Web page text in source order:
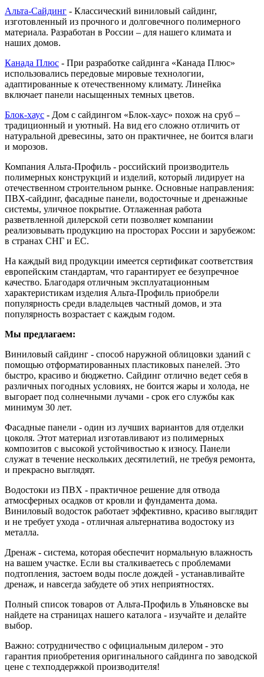
Альта-Сайдинг - Классический виниловый сайдинг,
изготовленный из прочного и долговечного полимерного
материала. Разработан в России – для нашего климата и
наших домов.
Канада Плюс - При разработке сайдинга «Канада Плюс»
использовались передовые мировые технологии,
адаптированные к отечественному климату. Линейка
включает панели насыщенных темных цветов.
Блок-хаус - Дом с сайдингом «Блок-хаус» похож на сруб –
традиционный и уютный. На вид его сложно отличить от
натуральной древесины, зато он практичнее, не боится влаги
и морозов.
Компания Альта-Профиль - российский производитель
полимерных конструкций и изделий, который лидирует на
отечественном строительном рынке. Основные направления:
ПВХ-сайдинг, фасадные панели, водосточные и дренажные
системы, уличное покрытие. Отлаженная работа
разветвленной дилерской сети позволяет компании
реализовывать продукцию на просторах России и зарубежом:
в странах СНГ и ЕС.
На каждый вид продукции имеется сертификат соответствия
европейским стандартам, что гарантирует ее безупречное
качество. Благодаря отличным эксплуатационным
характеристикам изделия Альта-Профиль приобрели
популярность среди владельцев частный домов, и эта
популярность возрастает с каждым годом.
Мы предлагаем:
Виниловый сайдинг - способ наружной облицовки зданий с
помощью отформатированных пластиковых панелей. Это
быстро, красиво и бюджетно. Сайдинг отлично ведет себя в
различных погодных условиях, не боится жары и холода, не
выгорает под солнечными лучами - срок его службы как
минимум 30 лет.
Фасадные панели - один из лучших вариантов для отделки
цоколя. Этот материал изготавливают из полимерных
композитов с высокой устойчивостью к износу. Панели
служат в течение нескольких десятилетий, не требуя ремонта,
и прекрасно выглядят.
Водостоки из ПВХ - практичное решение для отвода
атмосферных осадков от кровли и фундамента дома.
Виниловый водосток работает эффективно, красиво выглядит
и не требует ухода - отличная альтернатива водостоку из
металла.
Дренаж - система, которая обеспечит нормальную влажность
на вашем участке. Если вы сталкиваетесь с проблемами
подтопления, застоем воды после дождей - устанавливайте
дренаж, и навсегда забудете об этих неприятностях.
Полный список товаров от Альта-Профиль в Ульяновске вы
найдете на страницах нашего каталога - изучайте и делайте
выбор.
Важно: сотрудничество с официальным дилером - это
гарантия приобретения оригинального сайдинга по заводской
цене с техподдержкой производителя!